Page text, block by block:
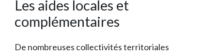
Les aides locales et
complémentaires
De nombreuses collectivités territoriales